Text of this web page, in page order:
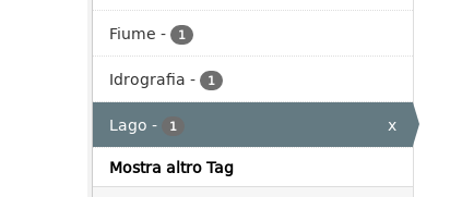
Fiume - 1
Idrografia - 1
Lago - 1
x
Mostra altro Tag